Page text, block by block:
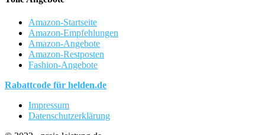
Amazon-Startseite
Amazon-Empfehlungen
Amazon-Angebote
Amazon-Restposten
Fashion-Angebote
Rabattcode für helden.de
Impressum
Datenschutzerklärung